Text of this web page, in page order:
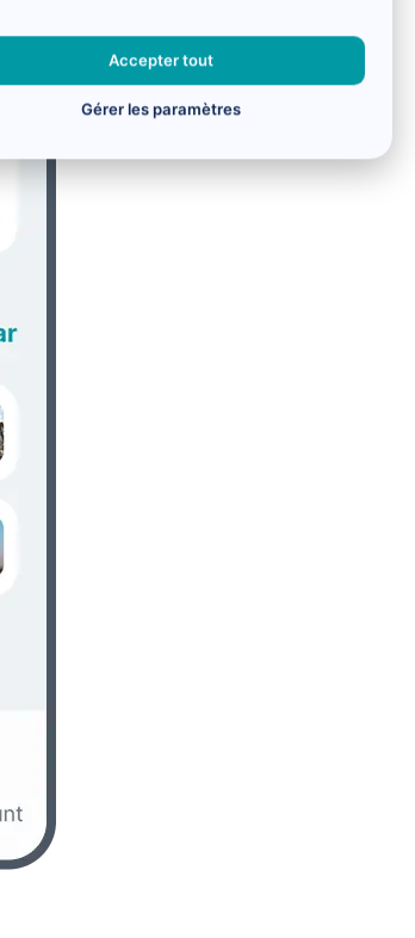
Accepter tout
Gérer les paramètres